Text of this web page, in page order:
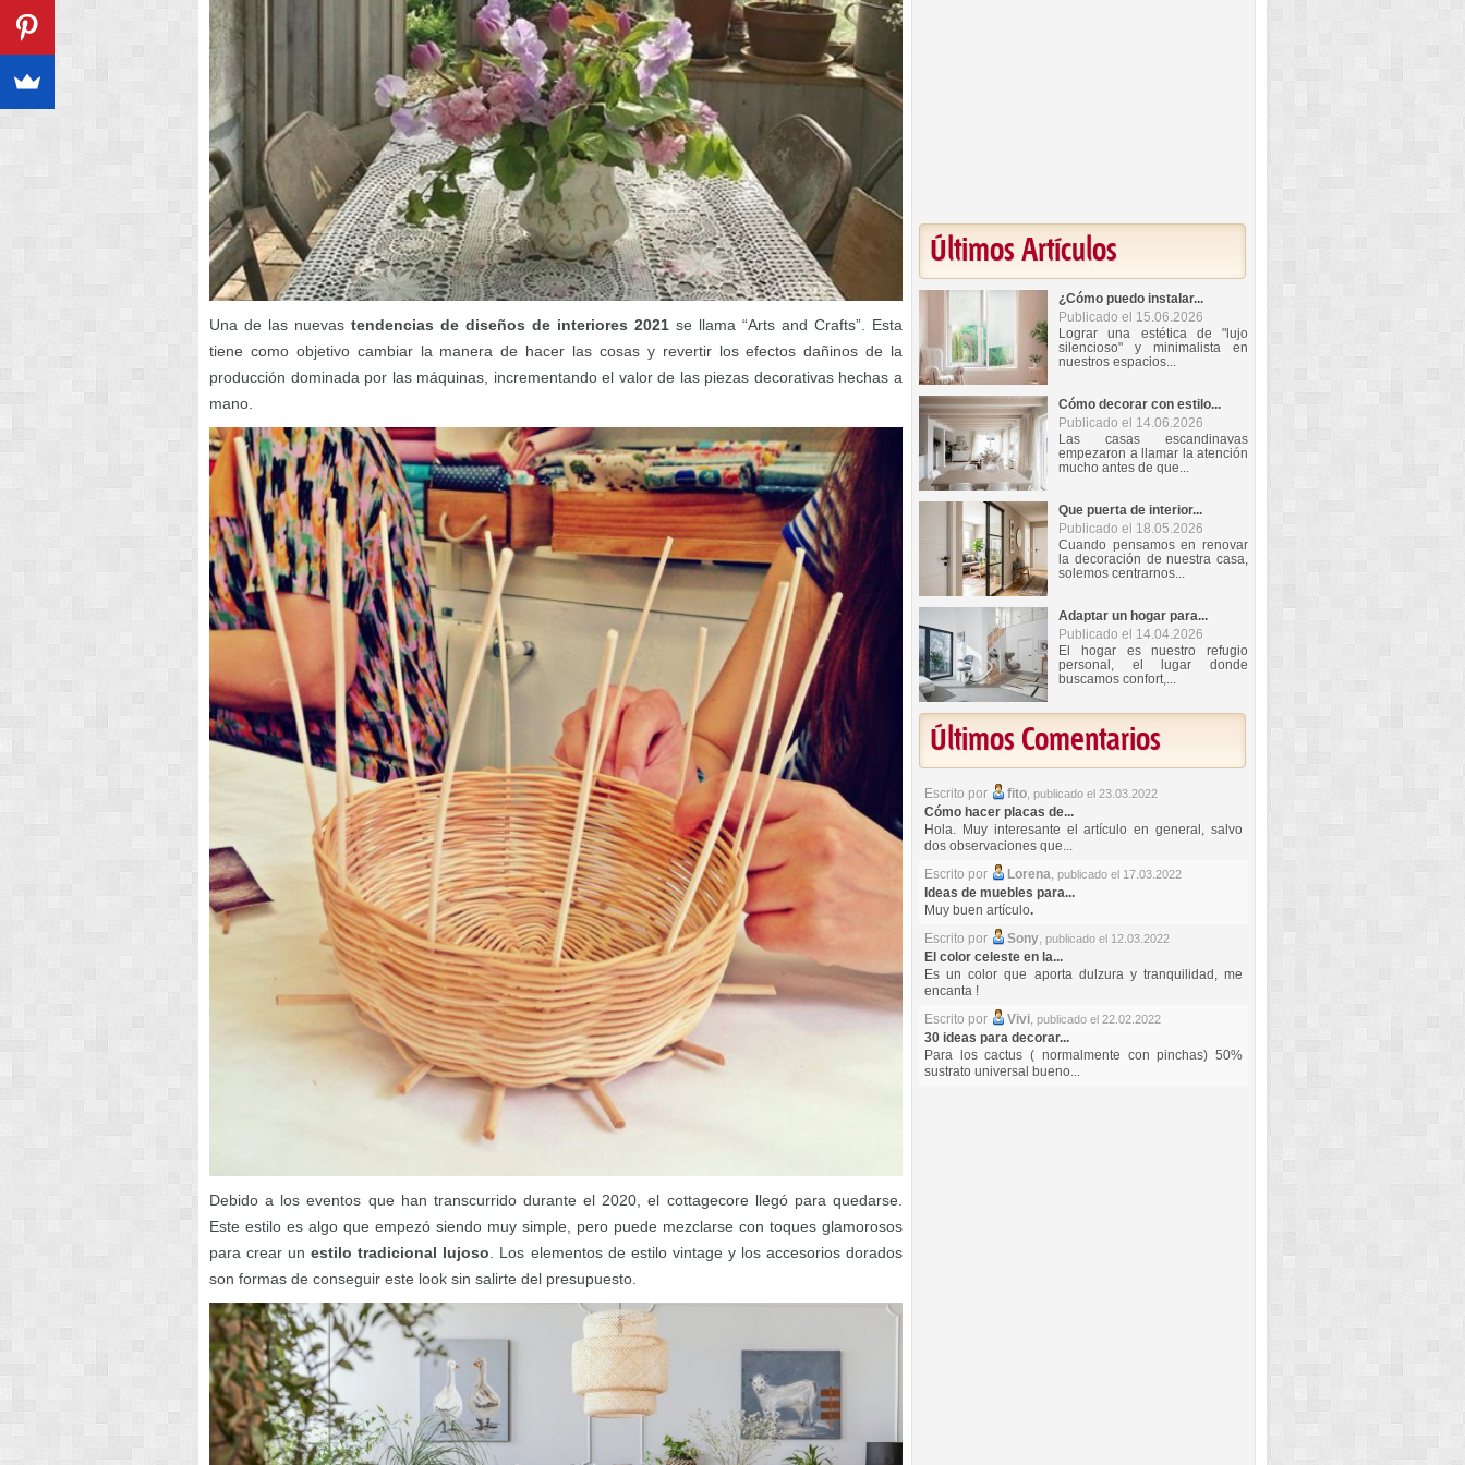
Una de las nuevas tendencias de diseños de interiores 2021 se llama “Arts and Crafts”. Esta
tiene como objetivo cambiar la manera de hacer las cosas y revertir los efectos dañinos de la
producción dominada por las máquinas, incrementando el valor de las piezas decorativas hechas a
mano.
Debido a los eventos que han transcurrido durante el 2020, el cottagecore llegó para quedarse.
Este estilo es algo que empezó siendo muy simple, pero puede mezclarse con toques glamorosos
para crear unestilo tradicional lujoso . Los elementos de estilo vintage y los accesorios dorados
son formas de conseguir este look sin salirte del presupuesto.
Últimos Artículos
¿Cómo puedo instalar...
Publicado el 15.06.2026
Lograr una estética de "lujo
silencioso" y minimalista en
nuestros espacios...
Cómo decorar con estilo...
Publicado el 14.06.2026
Las casas escandinavas
empezaron a llamar la atención
mucho antes de que...
Que puerta de interior...
Publicado el 18.05.2026
Cuando pensamos en renovar
la decoración de nuestra casa,
solemos centrarnos...
Adaptar un hogar para...
Publicado el 14.04.2026
El hogar es nuestro refugio
personal, el lugar donde
buscamos confort,...
Últimos Comentarios
Escrito por fito, publicado el 23.03.2022
Cómo hacer placas de...
Hola. Muy interesante el artículo en general, salvo
dos observaciones que...
Escrito por
Lorena, publicado el 17.03.2022
Ideas de muebles para...
Muy buen artículo.
Escrito por
Sony, publicado el 12.03.2022
El color celeste en la...
Es un color que aporta dulzura y tranquilidad, me
encanta !
Escrito por
Vivi, publicado el 22.02.2022
30 ideas para decorar...
Para los cactus ( normalmente con pinchas) 50%
sustrato universal bueno...